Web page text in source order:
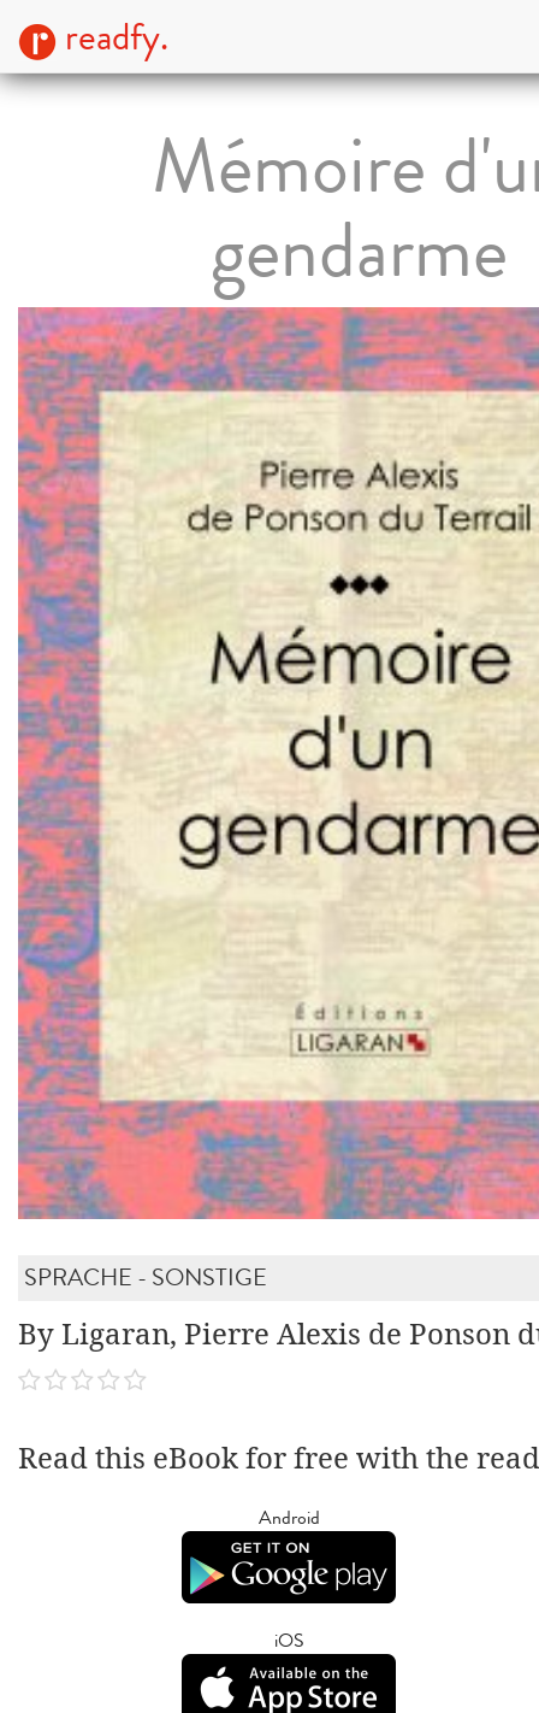
readfy.
Mémoire
gendarme
SPRACHE - SONSTIGE
By Ligaran, Pierre Alexis de Ponson
Read this eBook for free with the
Android
iOS